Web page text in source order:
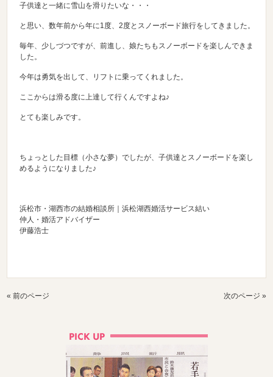
子供達と一緒に雪山を滑りたいな・・・
と思い、数年前から年に1度、2度とスノーボード旅行をしてきました。
毎年、少しづつですが、前進し、娘たちもスノーボードを楽しんできま
した。
今年は勇気を出して、リフトに乗ってくれました。
ここからは滑る度に上達して行くんですよね♪
とても楽しみです。
ちょっとした目標（小さな夢）でしたが、子供達とスノーボードを楽し
めるようになりました♪
浜松市・湖西市の結婚相談所｜浜松湖西婚活サービス結い
仲人・婚活アドバイザー
伊藤浩士
« 前のページ 次のページ »